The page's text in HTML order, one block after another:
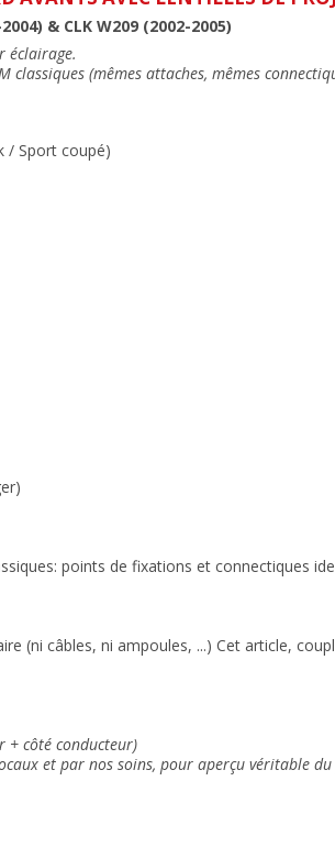
2004) & CLK W209 (2002-2005)
éclairage.
classiques (mêmes attaches, mêmes
/ Sport coupé)
points de fixations et connectiques
(ni câbles, ni ampoules, ...) Cet article,
+ côté conducteur)
etpar nos soins, pour aperçu véritable